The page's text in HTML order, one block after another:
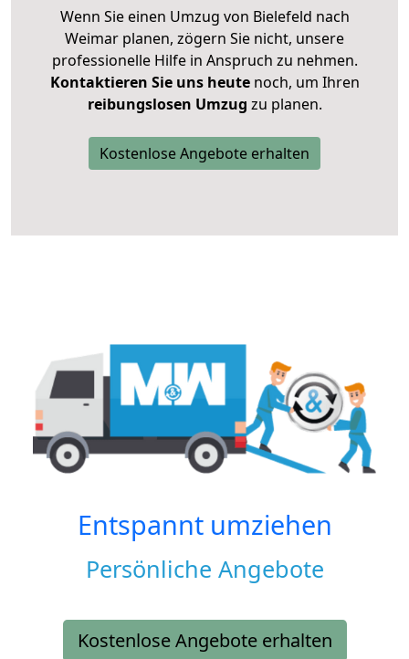
Wenn Sie einen Umzug von Bielefeld nach
Weimar planen, zögern Sie nicht, unsere
professionelle Hilfe in Anspruch zu nehmen.
Kontaktieren Sie uns heutenoch, um Ihren
reibungslosen Umzug zu planen.
Kostenlose Angebote erhalten
Entspannt umziehen
Persönliche Angebote
Kostenlose Angebote erhalten